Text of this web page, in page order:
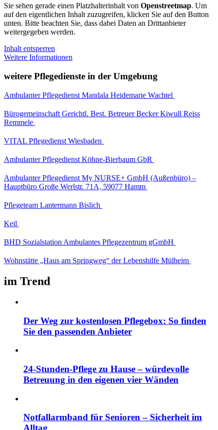
Sie sehen gerade einen Platzhalterinhalt von Openstreetmap. Um
auf den eigentlichen Inhalt zuzugreifen, klicken Sie auf den Button
unten. Bitte beachten Sie, dass dabei Daten an Drittanbieter
weitergegeben werden.
Inhalt entsperren
Weitere Informationen
weitere Pflegedienste in der Umgebung
Ambulanter Pflegedienst Mandala Heidemarie Wachtel
Bürogemeinschaft Gerichtl. Best. Betreuer Becker Kiwull Reiss
Remmele
VITAL Pflegedienst Wiesbaden
Ambulanter Pflegedienst Köhne-Bierbaum GbR
Ambulanter Pflegedienst My NURSE+ GmbH (Außenbüro) –
Hauptbüro Große Werlstr. 71A, 59077 Hamm
Pflegeteam Lantermann Bislich
Keil
BHD Sozialstation Ambulantes Pflegezentrum gGmbH
Wohnstätte „Haus am Springweg“ der Lebenshilfe Mülheim
im Trend
Der Weg zur kostenlosen Pflegebox: So finden
Sie den passenden Anbieter
24-Stunden-Pflege zu Hause – würdevolle
Betreuung in den eigenen vier Wänden
Notfallarmband für Senioren – Sicherheit im